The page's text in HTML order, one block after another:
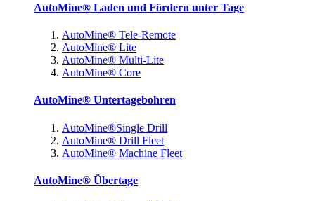
AutoMine® Laden und Fördern unter Tage
AutoMine® Tele-Remote
AutoMine® Lite
AutoMine® Multi-Lite
AutoMine® Core
AutoMine® Untertagebohren
AutoMine®Single Drill
AutoMine® Drill Fleet
AutoMine® Machine Fleet
AutoMine® Übertage